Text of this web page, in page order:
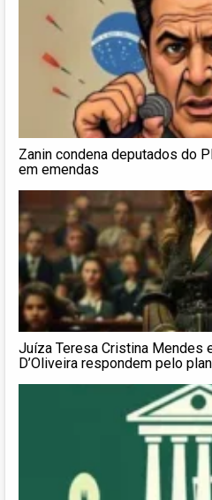
Zanin condena deputados do
em emendas
Juíza Teresa Cristina Mendes
D’Oliveira respondem pelo